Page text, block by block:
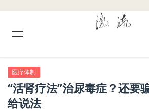
医疗体制
“活肾疗法”治尿毒症？还要
给说法